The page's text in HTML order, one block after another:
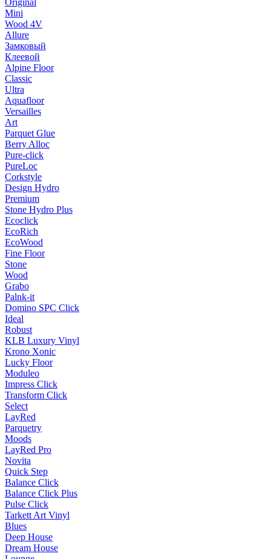
Original
Mini
Wood 4V
Allure
Замковый
Клеевой
Alpine Floor
Classic
Ultra
Aquafloor
Versailles
Art
Parquet Glue
Berry Alloc
Pure-click
PureLoc
Corkstyle
Design Hydro
Premium
Stone Hydro Plus
Ecoclick
EcoRich
EcoWood
Fine Floor
Stone
Wood
Grabo
Palnk-it
Domino SPC Click
Ideal
Robust
KLB Luxury Vinyl
Krono Xonic
Lucky Floor
Moduleo
Impress Click
Transform Click
Select
LayRed
Parquetry
Moods
LayRed Pro
Novita
Quick Step
Balance Click
Balance Click Plus
Pulse Click
Tarkett Art Vinyl
Blues
Deep House
Dream House